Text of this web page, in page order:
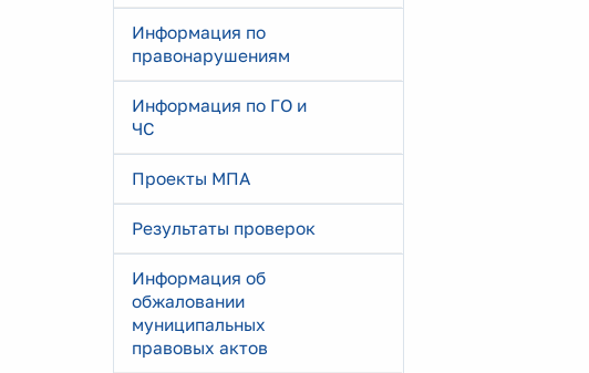
Информация по
правонарушениям
Информация по ГО и
ЧС
Проекты МПА
Результаты проверок
Информация об
обжаловании
муниципальных
правовых актов